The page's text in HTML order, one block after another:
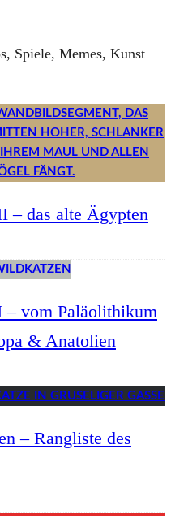
Spiele, Memes, Kunst
– das alte Ägypten
– vom Paläolithikum
& Anatolien
– Rangliste des